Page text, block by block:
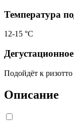
Температура
12-15 °С
Подойдёт к
Описание